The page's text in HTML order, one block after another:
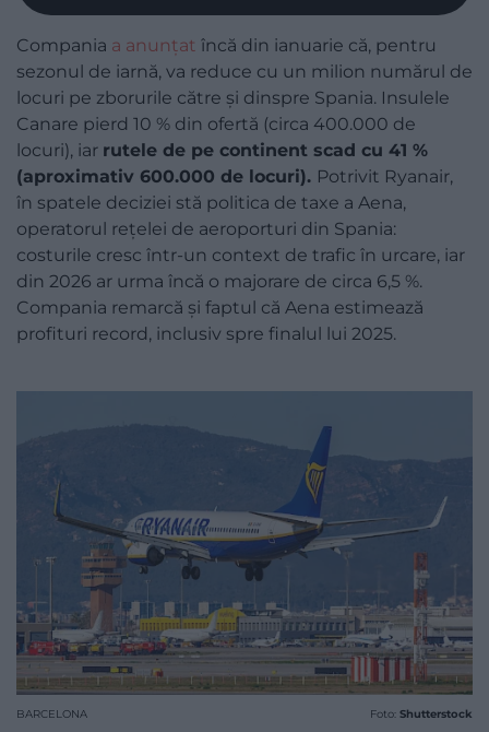
Compania a anunțat încă din ianuarie că, pentru
sezonul de iarnă, va reduce cu un milion numărul de
locuri pe zborurile către și dinspre Spania. Insulele
Canare pierd 10 % din ofertă (circa 400.000 de
locuri), iar rutele de pe continent scad cu 41 %
(aproximativ 600.000 de locuri). Potrivit Ryanair,
în spatele deciziei stă politica de taxe a Aena,
operatorul rețelei de aeroporturi din Spania:
costurile cresc într-un context de trafic în urcare, iar
din 2026 ar urma încă o majorare de circa 6,5 %.
Compania remarcă și faptul că Aena estimează
profituri record, inclusiv spre finalul lui 2025.
BARCELONA Foto: Shutterstock